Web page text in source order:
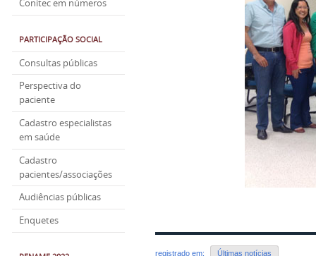
Conitec em números
PARTICIPAÇÃO SOCIAL
Consultas públicas
Perspectiva do
paciente
Cadastro especialistas
em saúde
Cadastro
pacientes/associações
Audiências públicas
Enquetes
registrado em: Últimas notícias